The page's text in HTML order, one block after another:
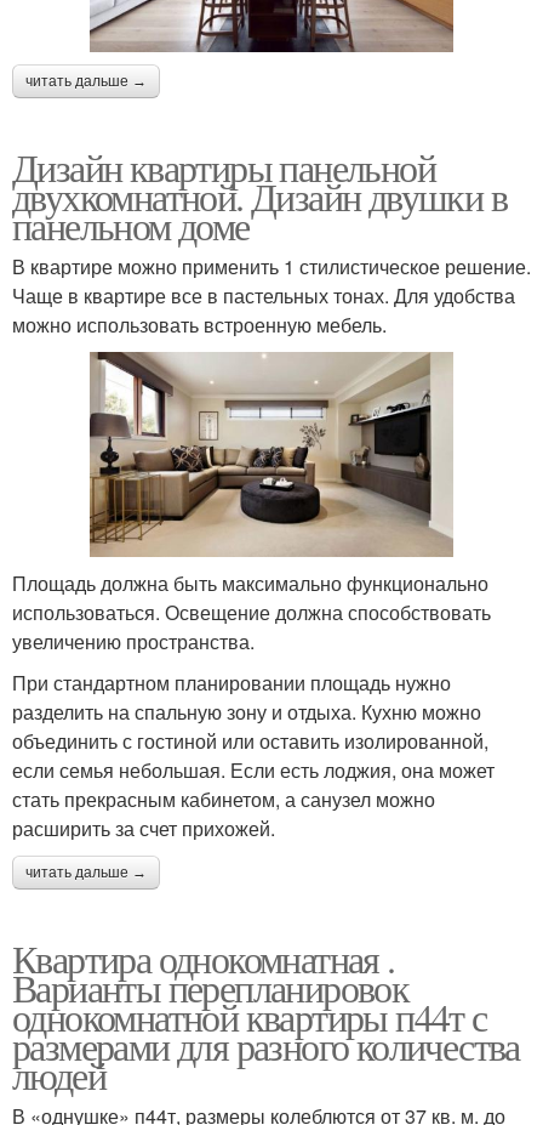
читать дальше →
Дизайн квартиры панельной
двухкомнатной. Дизайн двушки в
панельном доме
В квартире можно применить 1 стилистическое решение.
Чаще в квартире все в пастельных тонах. Для удобства
можно использовать встроенную мебель.
Площадь должна быть максимально функционально
использоваться. Освещение должна способствовать
увеличению пространства.
При стандартном планировании площадь нужно
разделить на спальную зону и отдыха. Кухню можно
объединить с гостиной или оставить изолированной,
если семья небольшая. Если есть лоджия, она может
стать прекрасным кабинетом, а санузел можно
расширить за счет прихожей.
читать дальше →
Квартира однокомнатная .
Варианты перепланировок
однокомнатной квартиры п44т с
размерами для разного количества
людей
В «однушке» п44т, размеры колеблются от 37 кв. м. до